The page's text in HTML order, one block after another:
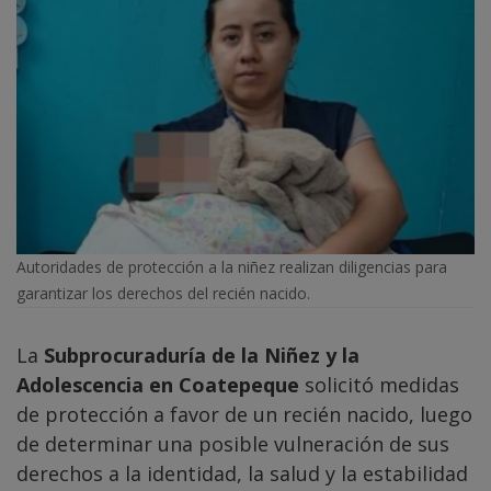
Autoridades de protección a la niñez realizan diligencias para
garantizar los derechos del recién nacido.
La Subprocuraduría de la Niñez y la
Adolescencia en Coatepeque solicitó medidas
de protección a favor de un recién nacido, luego
de determinar una posible vulneración de sus
derechos a la identidad, la salud y la estabilidad